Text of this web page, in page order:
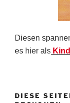
Diesen
es hier als
DIESE